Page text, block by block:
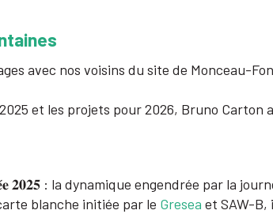
avec nos voisins du site de Monceau-
et les projets pour 2026, Bruno Carton
𝟐𝟎𝟐𝟓 : la dynamique engendrée par la
carte blanche initiée par le Gresea et SAW-B,